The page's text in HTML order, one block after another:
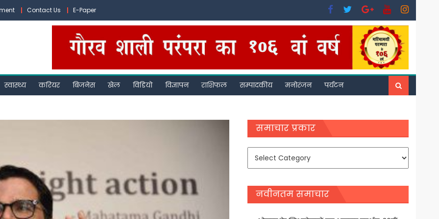
Contact Us E-Paper
स्वास्थ्य करियर बिजनेस खेल विडियो विज्ञापन राशिफल सम्पादकीय मनोरंजन पर्यटन
समाचार प्रकार
समाचार
नवीनतम समाचार